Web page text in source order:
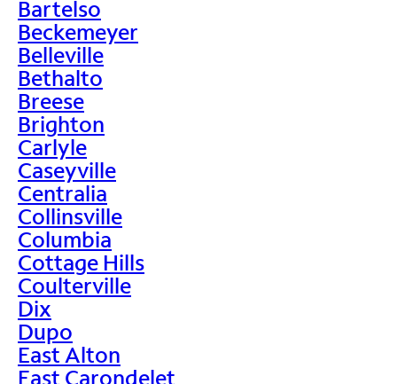
Bartelso
Beckemeyer
Belleville
Bethalto
Breese
Brighton
Carlyle
Caseyville
Centralia
Collinsville
Columbia
Cottage Hills
Coulterville
Dix
Dupo
East Alton
East Carondelet